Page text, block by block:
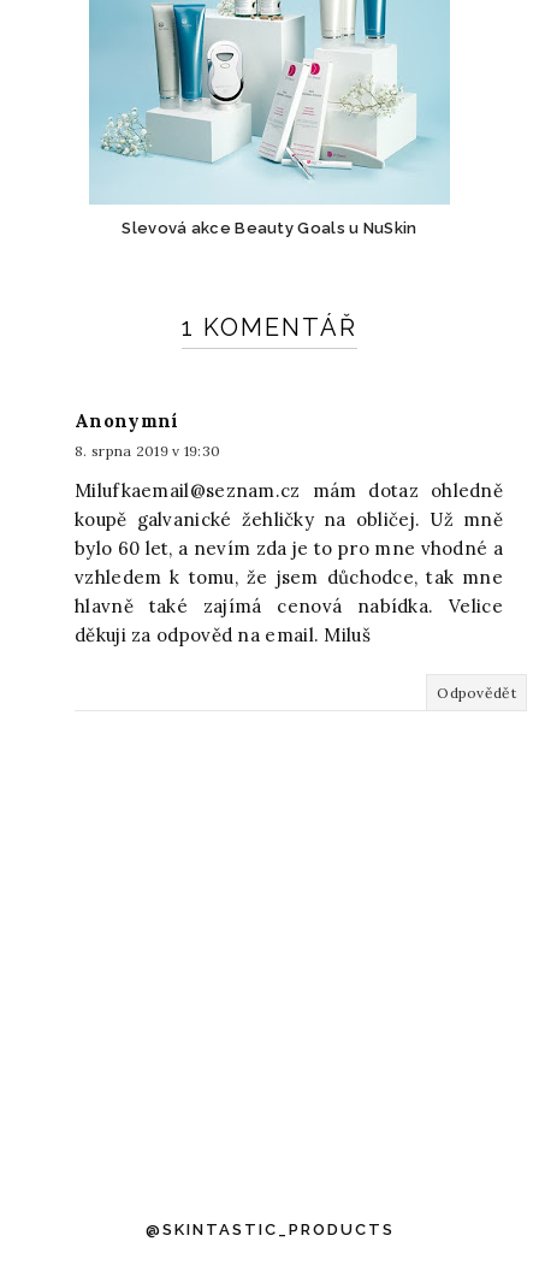
Slevová akce Beauty Goals u NuSkin
1 KOMENTÁŘ
Anonymní
8. srpna 2019 v 19:30
Milufkaemail@seznam.cz mám dotaz ohledně
koupě galvanické žehličky na obličej. Už mně
bylo 60 let, a nevím zda je to pro mne vhodné a
vzhledem k tomu, že jsem důchodce, tak mne
hlavně také zajímá cenová nabídka. Velice
děkuji za odpověd na email. Miluš
Odpovědět
@SKINTASTIC_PRODUCTS